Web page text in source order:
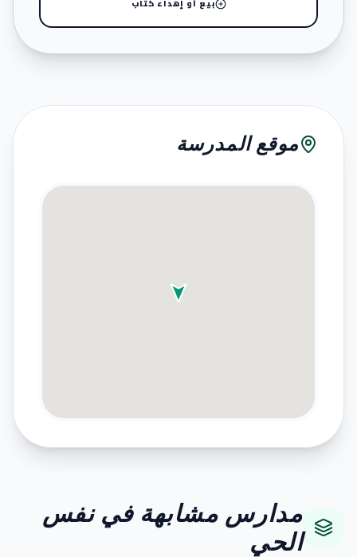
بيع أو إهداء كتاب
موقع المدرسة
مدارس مشابهة في نفس
الحي